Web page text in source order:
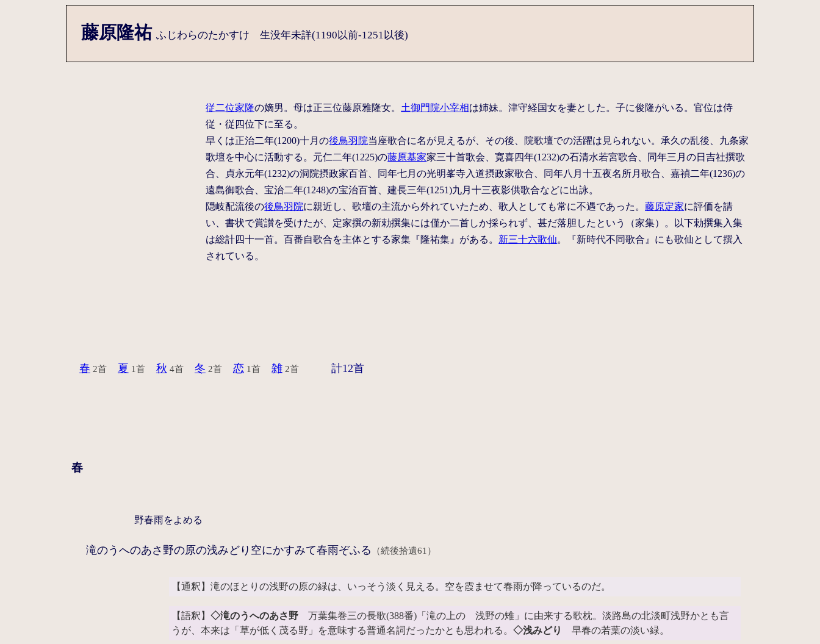
藤原隆祐 ふじわらのたかすけ 生没年未詳(1190以前-1251以後)
従二位家隆の嫡男。母は正三位藤原雅隆女。 土御門院小宰相は姉妹。津守経国女を妻とした。子に俊隆がいる。官位は侍
従・従四位下に至る。
早くは正治二年(1200)十月の後鳥羽院当座歌合に名が見えるが、その後、院歌壇での活躍は見られない。承久の乱後、九条家
歌壇を中心に活動する。元仁二年(1225)の藤原基家家三十首歌会、寛喜四年(1232)の石清水若宮歌合、同年三月の日吉社撰歌
合、貞永元年(1232)の洞院摂政家百首、同年七月の光明峯寺入道摂政家歌合、同年八月十五夜名所月歌合、嘉禎二年(1236)の
遠島御歌合、宝治二年(1248)の宝治百首、建長三年(1251)九月十三夜影供歌合などに出詠。
隠岐配流後の後鳥羽院に親近し、歌壇の主流から外れていたため、歌人としても常に不遇であった。藤原定家に評価を請
い、書状で賞讃を受けたが、定家撰の新勅撰集には僅か二首しか採られず、甚だ落胆したという（家集）。以下勅撰集入集
は総計四十一首。百番自歌合を主体とする家集『隆祐集』がある。 新三十六歌仙。『新時代不同歌合』にも歌仙として撰入
されている。
春 2首 夏 1首 秋 4首 冬 2首 恋 1首 雑2首 計12首
春
野春雨をよめる
滝のうへのあさ野の原の浅みどり空にかすみて春雨ぞふる （続後拾遺61）
【通釈】滝のほとりの浅野の原の緑は、いっそう淡く見える。空を霞ませて春雨が降っているのだ。
【語釈】 ◇滝のうへのあさ野万葉集巻三の長歌(388番)「滝の上の 浅野の雉」に由来する歌枕。淡路島の北淡町浅野かとも言
うが、本来は「草が低く茂る野」を意味する普通名詞だったかとも思われる。 ◇浅みどり 早春の若葉の淡い緑。